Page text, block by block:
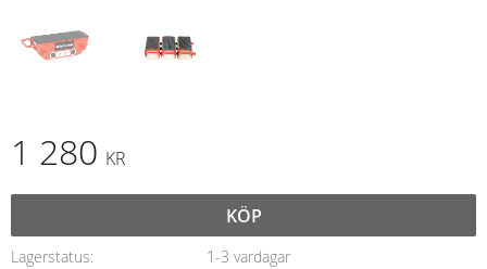
1 280 KR
KÖP
Lagerstatus
1-3 vardagar